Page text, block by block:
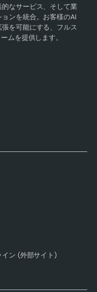
なサービス、そして業
ンを統合。お客様のAI
を可能にする、フルス
ムを提供します。
ン (外部サイト)